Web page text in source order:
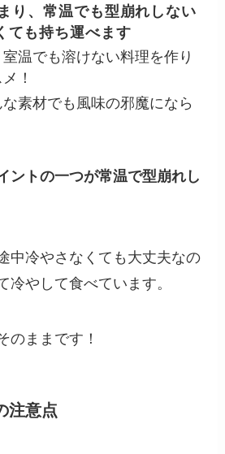
り、常温でも型崩れしない
ても持ち運べます
温でも溶けない料理を作り
！
素材でも風味の邪魔になら
ントの一つが常温で型崩れし
中冷やさなくても大丈夫なの
冷やして食べています。
のままです！
注意点